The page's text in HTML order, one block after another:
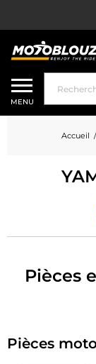
MENU
Accueil
Pièces
Pièces